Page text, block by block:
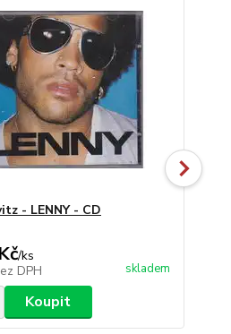
- LENNY - CD
/ks
DPH skladem
Koupit